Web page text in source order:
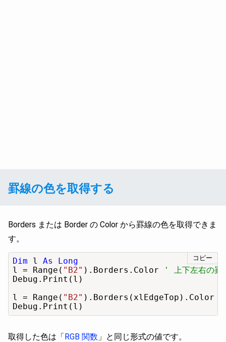
罫線の色を取得する
Borders または Border の Color から罫線の色を取得できま
す。
コピー
Dim l As Long
l = Range( "B2" ).Borders.Color
' 上下左右の罫
Debug.Print(l)
l = Range( "B2" ).Borders(xlEdgeTop).Color
Debug.Print(l)
取得した色は「RGB 関数 」と同じ形式の値です。